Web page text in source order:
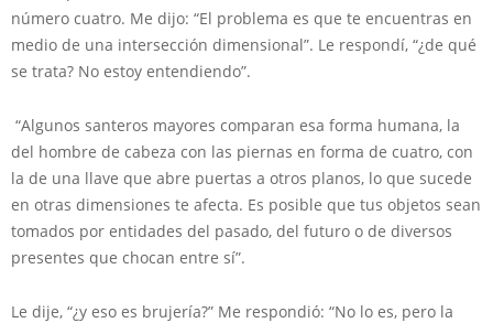
número cuatro. Me dijo: “El problema es que te encuentras en
medio de una intersección dimensional”. Le respondí, “¿de qué
se trata? No estoy entendiendo”.
“Algunos santeros mayores comparan esa forma humana, la
del hombre de cabeza con las piernas en forma de cuatro, con
la de una llave que abre puertas a otros planos, lo que sucede
en otras dimensiones te afecta. Es posible que tus objetos sean
tomados por entidades del pasado, del futuro o de diversos
presentes que chocan entre sí”.
Le dije, “¿y eso es brujería?” Me respondió: “No lo es, pero la